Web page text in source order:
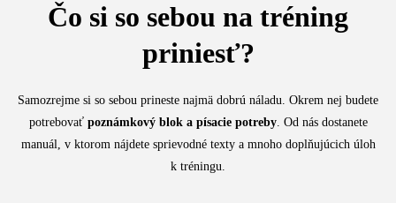
Čo si so sebou na tréning
priniesť?
Samozrejme si so sebou prineste najmä dobrú náladu. Okrem nej budete
potrebovať poznámkový blok a písacie potreby. Od nás dostanete
manuál, v ktorom nájdete sprievodné texty a mnoho doplňujúcich úloh
k tréningu.